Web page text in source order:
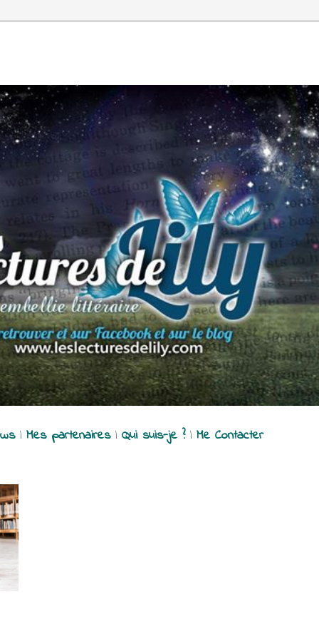
| Mes partenaires| Qui suis-je ?| Me Contacter